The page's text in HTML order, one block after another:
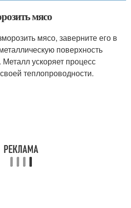
мясо
мясо, заверните его в
поверхность
ускоряет процесс
теплопроводности.